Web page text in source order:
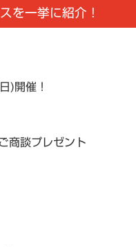
を一挙に紹介！
開催！
商談プレゼント